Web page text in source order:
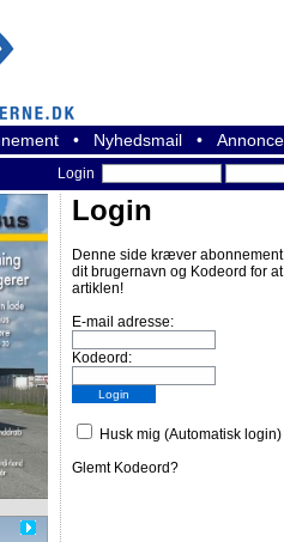
• Nyhedsmail •
Login
Login
Denne side kræver
dit brugernavn og Kodeord for
artiklen!
E-mail adresse:
Kodeord:
Husk mig (Automatisk login)
Glemt Kodeord?